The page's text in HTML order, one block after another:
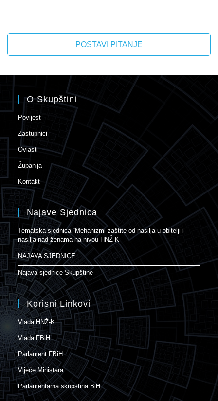
POSTAVI PITANJE
O Skupštini
Povijest
Zastupnici
Ovlasti
Županija
Kontakt
Najave Sjednica
Tematska sjednica “Mehanizmi zaštite od nasilja u obitelji i
nasilja nad ženama na nivou HNŽ-K”
NAJAVA SJEDNICE
Najava sjednice Skupštine
Korisni Linkovi
Vlada HNŽ-K
Vlada FBiH
Parlament FBiH
Vijeće Ministara
Parlamentarna skupština BiH